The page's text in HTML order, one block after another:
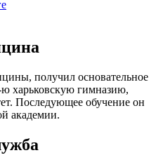
получил основательное
харьковскую гимназию,
Последующее обучение он
академии.